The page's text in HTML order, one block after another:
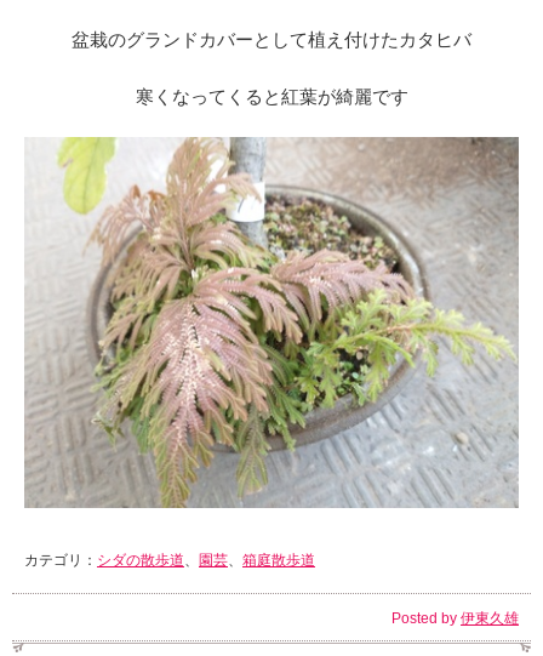
盆栽のグランドカバーとして植え付けたカタヒバ
寒くなってくると紅葉が綺麗です
カテゴリ： シダの散歩道 園芸 箱庭散歩道
Posted by 伊東久雄